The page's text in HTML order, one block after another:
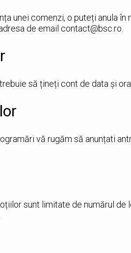
unei comenzi, o puteți anula în
de email contact@bsc.ro.
să țineți cont de data și
vă rugăm să anunțati
sunt limitate de numărul